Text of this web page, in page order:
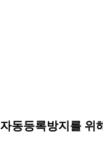
자동등록방지를 위